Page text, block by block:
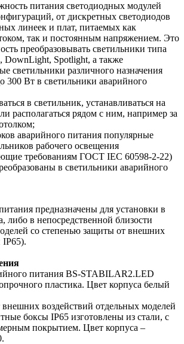
питания светодиодных модулей
от дискретных светодиодов
линеек и плат, питаемых как
так и постоянным напряжением. Это
пре­образовывать светильники типа
DownLight, Spotlight, а также
светильники различного назначения
300 Вт в светильники аварийного
в светильник, устанавливаться на
располагаться рядом с ним, например за
аварийного питания популярные
рабочего освещения
тре­бованиям ГОСТ IEC 60598-2-22)
в светильники аварийного
предназначены для установки в
либо в непосредственной близости
со степенью защиты от внешних
IP65).
питания BS-STABILAR2.LED
пластика. Цвет корпуса белый
воздействий отдельных моделей
боксы IP65 изготовлены из стали, с
покрытием. Цвет корпуса –